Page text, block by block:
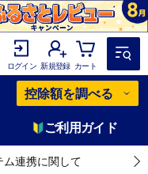
ログイン 新規登録 カート
控除額を調べる
ご利用ガイド
ム連携に関して